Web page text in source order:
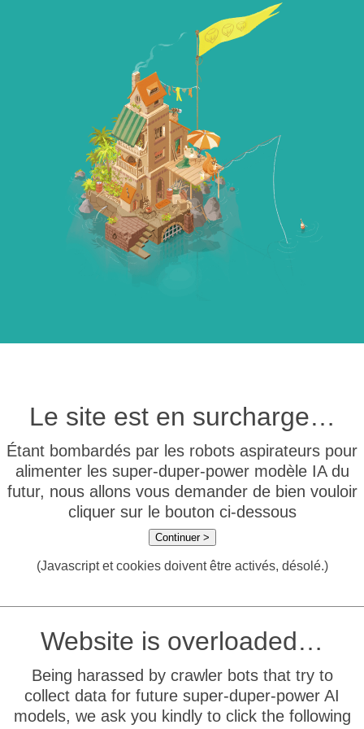
Le site est en surcharge…
Étant bombardés par les robots aspirateurs pour
alimenter les super-duper-power modèle IA du
futur, nous allons vous demander de bien vouloir
cliquer sur le bouton ci-dessous
Continuer >
(Javascript et cookies doivent être activés, désolé.)
Website is overloaded…
Being harassed by crawler bots that try to
collect data for future super-duper-power AI
models, we ask you kindly to click the following